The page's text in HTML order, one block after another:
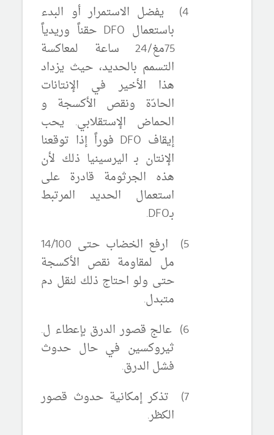
4)
يفضل الاستمرار أو البدء
باستعمال DFO حقناً وريدياً
75مغ/24 ساعة لمعاكسة
التسمم بالحديد، حيث يزداد
هذا الأخير في الإنتانات
الحادّة ونقص الأكسجة و
الحماض الإستقلابي. يحب
إيقاف DFO فوراً إذا توقعنا
الإنتان بـ اليرسينيا ذلك لأن
هذه الجرثومة قادرة على
استعمال الحديد المرتبط
بـDFO
.
5)
ارفع الخضاب حتى 14/100
مل لمقاومة نقص الأكسجة
حتى ولو احتاج ذلك لنقل دم
متبدل.
6) عالج قصور الدرق بإعطاء ل.
ثيروكسين في حال حدوث
فشل الدرق.
7)
تذكر إمكانية حدوث قصور
الكظر.